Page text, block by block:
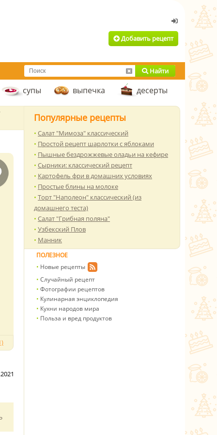
Добавить рецепт
Найти
супы выпечка десерты
Популярные рецепты
Салат "Мимоза" классический
Простой рецепт шарлотки с яблоками
Пышные бездрожжевые оладьи на кефире
Сырники: классический рецепт
Картофель фри в домашних условиях
Простые блины на молоке
Торт "Наполеон" классический (из
домашнего теста)
Салат "Грибная поляна"
Узбекский Плов
Манник
ПОЛЕЗНОЕ
Новые рецепты
Случайный рецепт
Фотографии рецептов
Кулинарная энциклопедия
Кухни народов мира
Польза и вред продуктов